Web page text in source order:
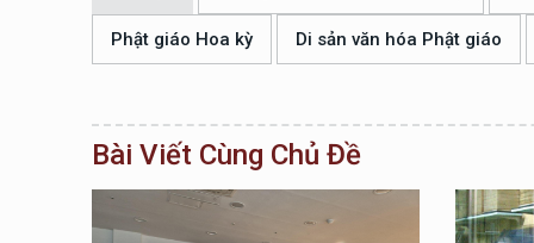
Phật giáo Hoa kỳ Di sản văn hóa Phật giáo
Bài Viết Cùng Chủ Đề